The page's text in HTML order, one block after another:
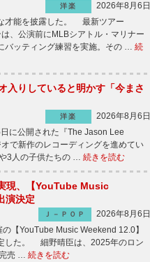
洋楽
2026年8月6日
才能を披露した。 最新ツアー
、公演前にMLBシアトル・マリナー
バッティング練習を実施。その … 続
入りしていると明かす「今まさ
洋楽
2026年8月6日
に公開された『The Jason Lee
で新作のレコーディングを進めてい
3人の子供たちの … 続きを読む
現、【YouTube Music
演決定
Ｊ－ＰＯＰ
2026年8月6日
【YouTube Music Weekend 12.0】
した。 細野晴臣は、2025年のロン
売 … 続きを読む